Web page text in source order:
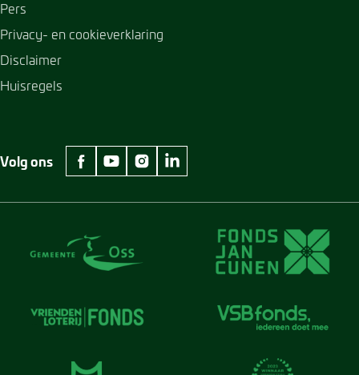
Pers
Privacy- en cookieverklaring
Disclaimer
Huisregels
Volg ons
facebook Museum Jan Cunen
youtube Museum Jan Cunen
instagram Museum Jan Cunen
linkedin Museum Jan Cunen